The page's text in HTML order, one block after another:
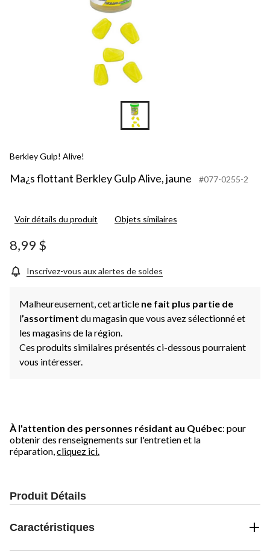
Berkley Gulp! Alive!
Ma¿s flottant Berkley Gulp Alive, jaune #077-0255-2
Voir détails du produit Objets similaires
8,99 $
Inscrivez-vous aux alertes de soldes
Malheureusement, cet article ne fait plus partie de
l’assortiment du magasin que vous avez sélectionné et
les magasins de la région.
Ces produits similaires présentés ci-dessous pourraient
vous intéresser.
À l'attention des personnes résidant au Québec: pour
obtenir des renseignements sur l'entretien et la
réparation, cliquez ici.
Produit Détails
Caractéristiques